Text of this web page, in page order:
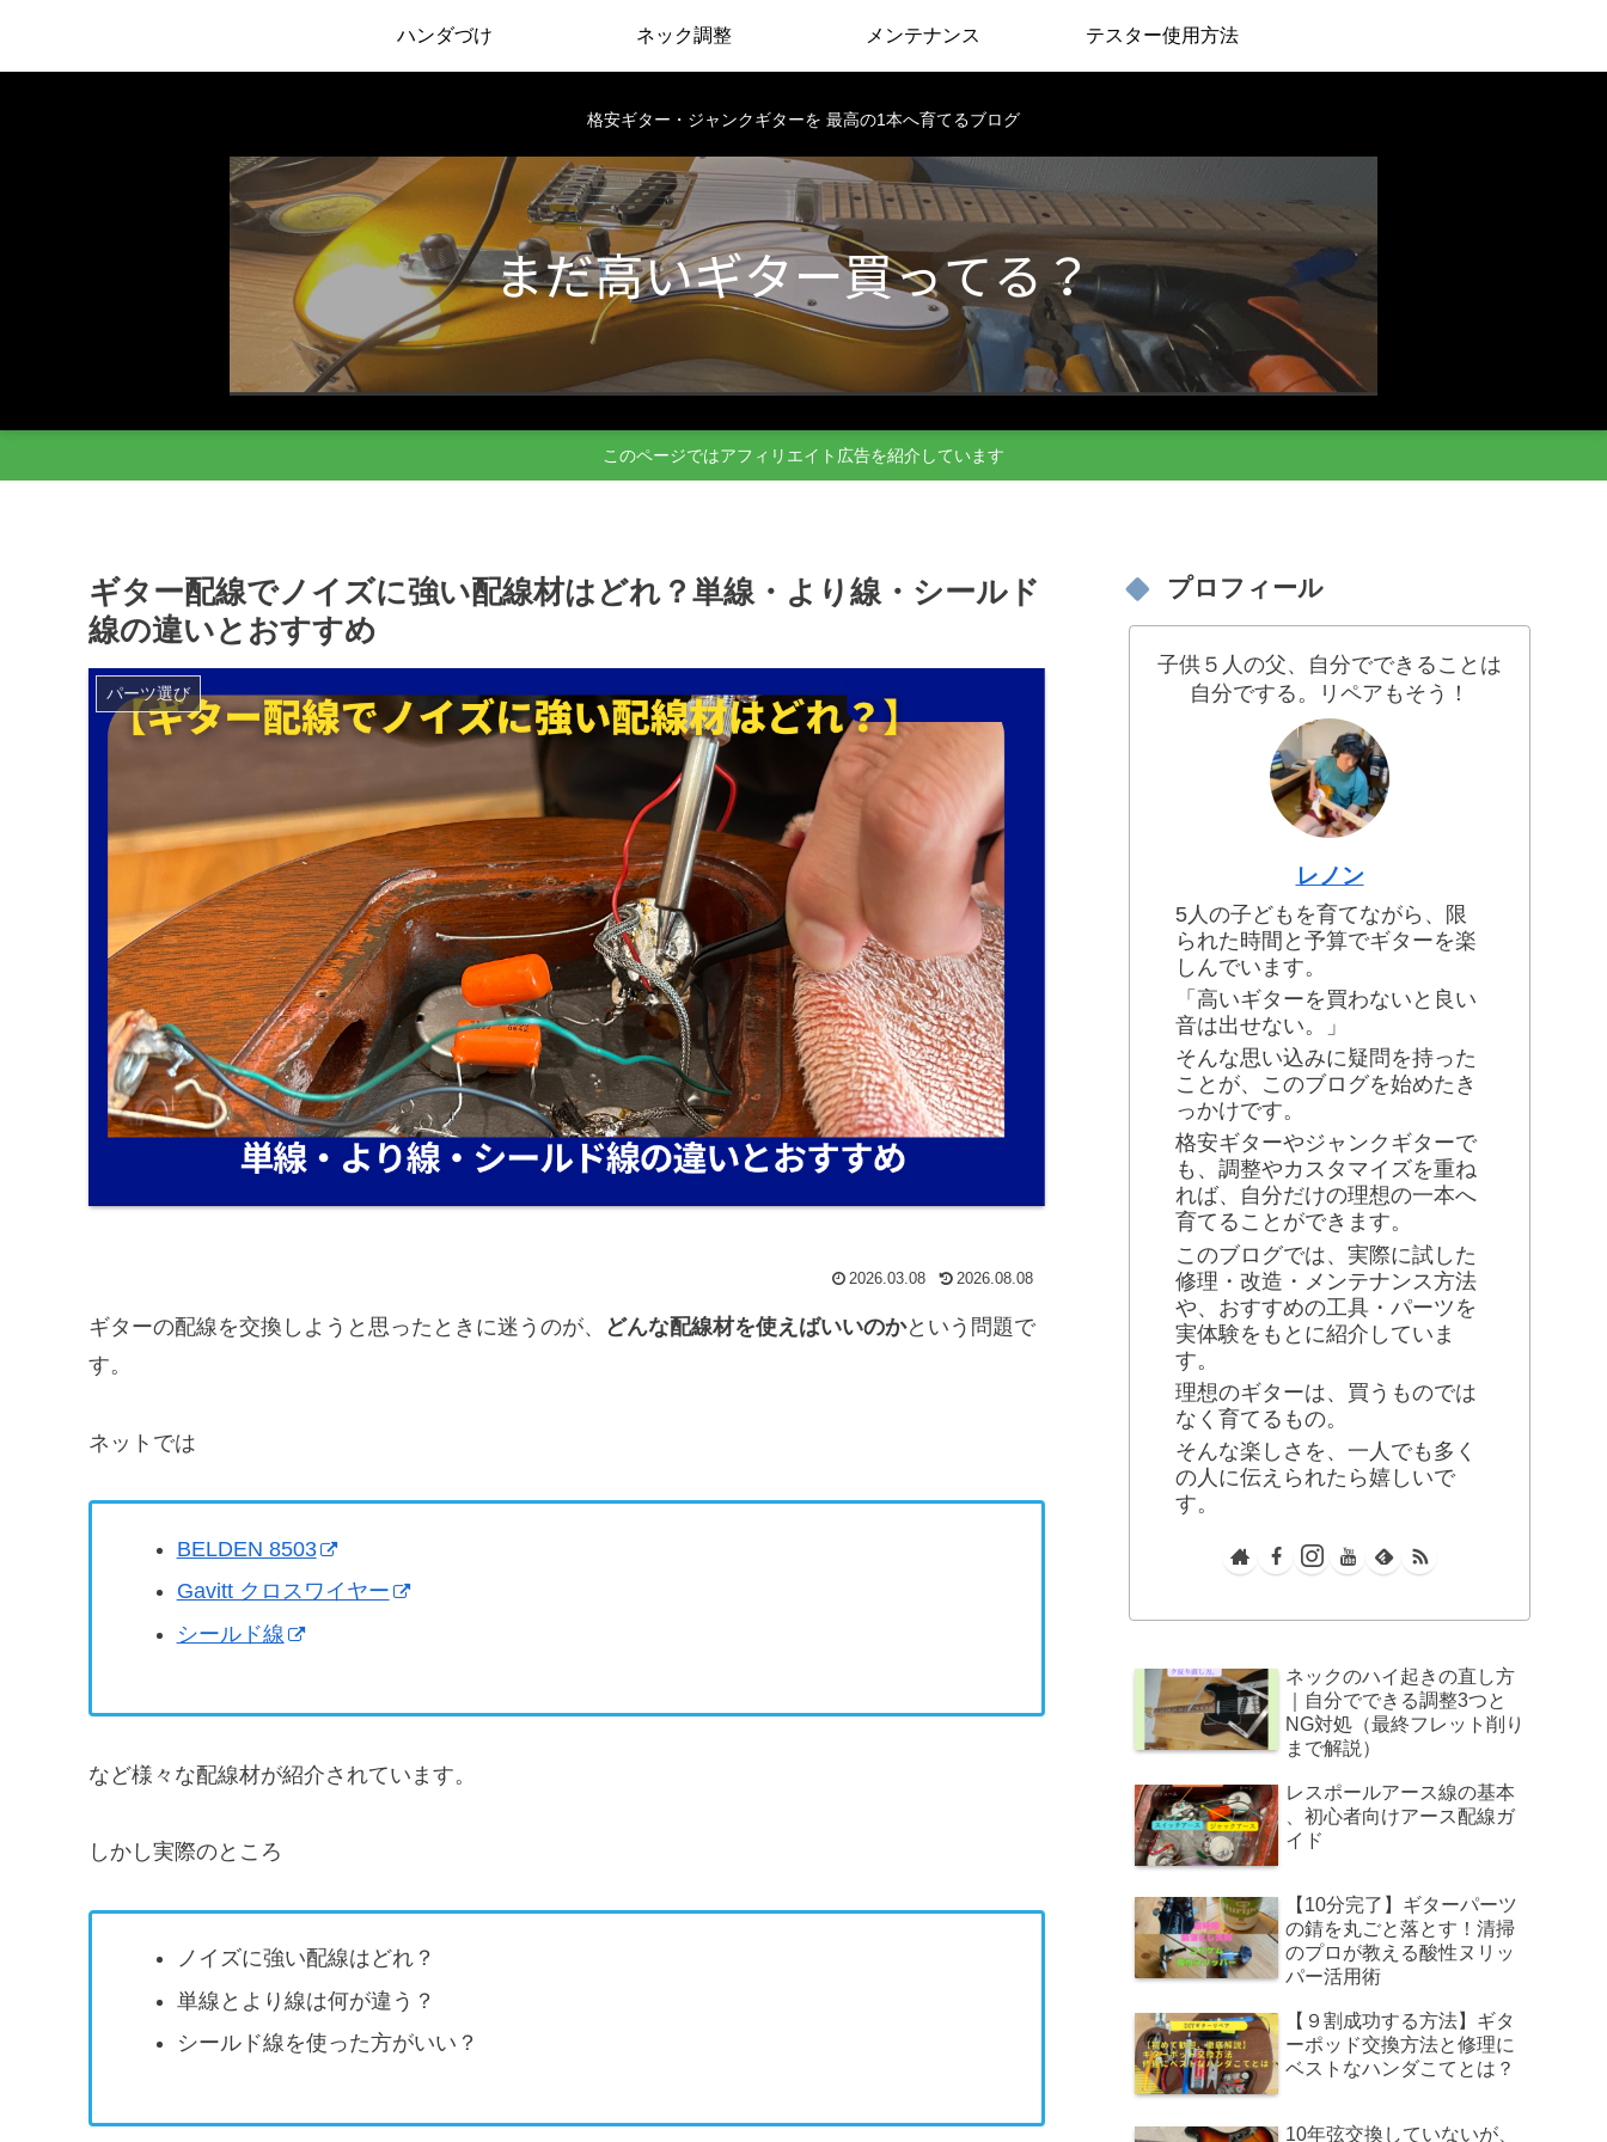
格安ギター・ジャンクギターを 最高の1本へ育てるブログ
ハンダづけ ネック調整 メンテナンス テスター使用方法
このページではアフィリエイト広告を紹介しています
ギター配線でノイズに強い配線材はどれ？単線・より線・シールド
線の違いとおすすめ
パーツ選び
2026.03.08 2026.08.08
ギターの配線を交換しようと思ったときに迷うのが、 どんな配線材を使えばいいのかという問題で
す。
ネットでは
BELDEN 8503
Gavitt クロスワイヤー
シールド線
など様々な配線材が紹介されています。
しかし実際のところ
ノイズに強い配線はどれ？
単線とより線は何が違う？
シールド線を使った方がいい？
プロフィール
子供５人の父、自分でできることは
自分でする。リペアもそう！
レノン
5人の子どもを育てながら、限
られた時間と予算でギターを楽
しんでいます。
「高いギターを買わないと良い
音は出せない。」
そんな思い込みに疑問を持った
ことが、このブログを始めたき
っかけです。
格安ギターやジャンクギターで
も、調整やカスタマイズを重ね
れば、自分だけの理想の一本へ
育てることができます。
このブログでは、実際に試した
修理・改造・メンテナンス方法
や、おすすめの工具・パーツを
実体験をもとに紹介していま
す。
理想のギターは、買うものでは
なく育てるもの。
そんな楽しさを、一人でも多く
の人に伝えられたら嬉しいで
す。
ネックのハイ起きの直し方
｜自分でできる調整3つと
NG対処（最終フレット削り
まで解説）
レスポールアース線の基本
、初心者向けアース配線ガ
イド
【10分完了】ギターパーツ
の錆を丸ごと落とす！清掃
のプロが教える酸性ヌリッ
パー活用術
【９割成功する方法】ギタ
ーポッド交換方法と修理に
ベストなハンダこてとは？
10年弦交換していないが、